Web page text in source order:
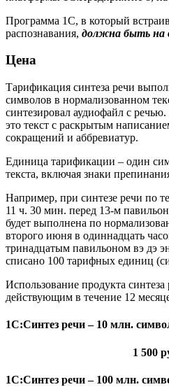
Программа 1С, в который
распознавания, должна быть на
Цена
Тарификация синтеза речи
символов в нормализованном
синтезировал аудиофайл с
это текст с раскрытым
сокращений и аббревиатур.
Единица тарификации – один
текста, включая знаки
Например, при синтезе речи по
11 ч. 30 мин. перед 13-м
будет выполнена по
второго июня в одиннадцать
тринадцатым павильоном вэ дэ
списано 100 тарифных единиц
Использование продукта
действующим в течение 12
1С:Синтез речи – 10 млн.
1 500
1С:Синтез речи – 100 млн.